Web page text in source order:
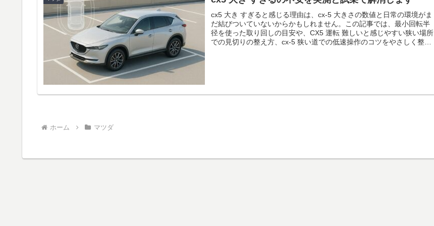
cx5 大き すぎると感じる理由は、cx-5 大きさの数値と日常の環境がま
だ結びついていないからかもしれません。この記事では、最小回転半
径を使った取り回しの目安や、CX5 運転 難しいと感じやすい狭い場所
での見切りの整え方、cx-5 狭い道での低速操作のコツをやさしく整理
ホーム マツダ